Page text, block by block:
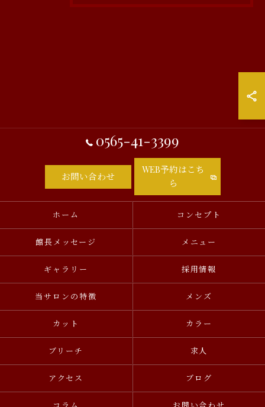
0565-41-3399
お問い合わせ
WEB予約はこち
ら
ホーム コンセプト
館長メッセージ メニュー
ギャラリー 採用情報
当サロンの特徴 メンズ
カット カラー
ブリーチ 求人
アクセス ブログ
コラム お問い合わせ